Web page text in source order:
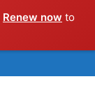
Renew now to